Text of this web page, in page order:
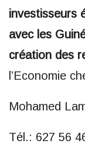
investisseurs
avec les
création des
l’Economie
Mohamed
Tél.: 627 56